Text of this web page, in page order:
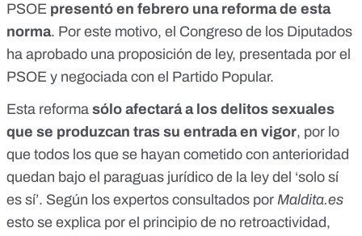
PSOE presentó en febrero una reforma de esta
norma. Por este motivo, el Congreso de los Diputados
ha aprobado una proposición de ley, presentada por el
PSOE y negociada con el Partido Popular.
Esta reforma sólo afectará a los delitos sexuales
que se produzcan tras su entrada en vigor, por lo
que todos los que se hayan cometido con anterioridad
quedan bajo el paraguas jurídico de la ley del ‘solo sí
es sí’. Según los expertos consultados por Maldita.es
esto se explica por el principio de no retroactividad,